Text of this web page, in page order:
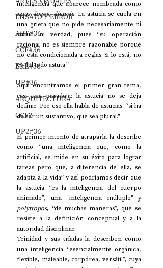
ENSAYO Y ERROR
ART#36
CCF#36
E&E#36
UP#36
ARQUITECTURA
CCF2
UP2#36
nous, logos, dianoia. La astucia se cuela en
una grieta que no pide necesariamente ni
virtud ni verdad, pues “su operación
racional no es siempre razonable porque
no está condicionada a reglas. Si lo está, no
es del todo astuta.”
Aquí encontramos el primer gran tema,
casi una paradoja: la astucia no se deja
definir. Por eso ella habla de astucias: “si ha
de ser un sustantivo, que sea plural."
El primer intento de atraparla la describe
como “una inteligencia que, como la
artificial, se mide en su éxito para lograr
tareas pero que, a diferencia de ella, se
adapta a la vida” y así podríamos decir que
la astucia “es la inteligencia del cuerpo
polytropos, “de muchas maneras”, que se
resiste a la definición conceptual y a la
autoridad disciplinar.
Trinidad y sus tríadas la describen como
una inteligencia “esencialmente orgánica,
flexible, maleable, corpórea, versátil”, cuya